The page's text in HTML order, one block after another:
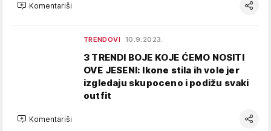
Komentariši
TRENDOVI 10.9.2023.
3 TRENDI BOJE KOJE ĆEMO NOSITI
OVE JESENI: Ikone stila ih vole jer
izgledaju skupoceno i podižu svaki
outfit
Komentariši